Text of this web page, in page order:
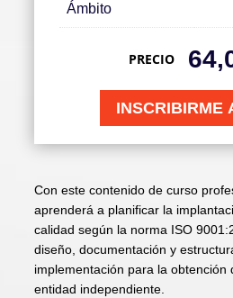
Con este contenido de curso
aprenderá a planificar la
calidad según la norma ISO
diseño, documentación y
implementación para la obtención
entidad independiente.
Ámbito
PRECIO
INSCRIBIRME